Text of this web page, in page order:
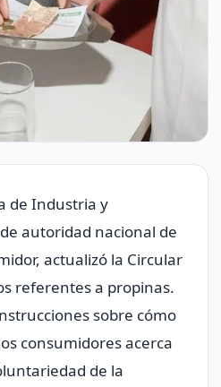
de Industria y
autoridad nacional de
actualizó la Circular
referentes a propinas.
sobre cómo
consumidores acerca
de la